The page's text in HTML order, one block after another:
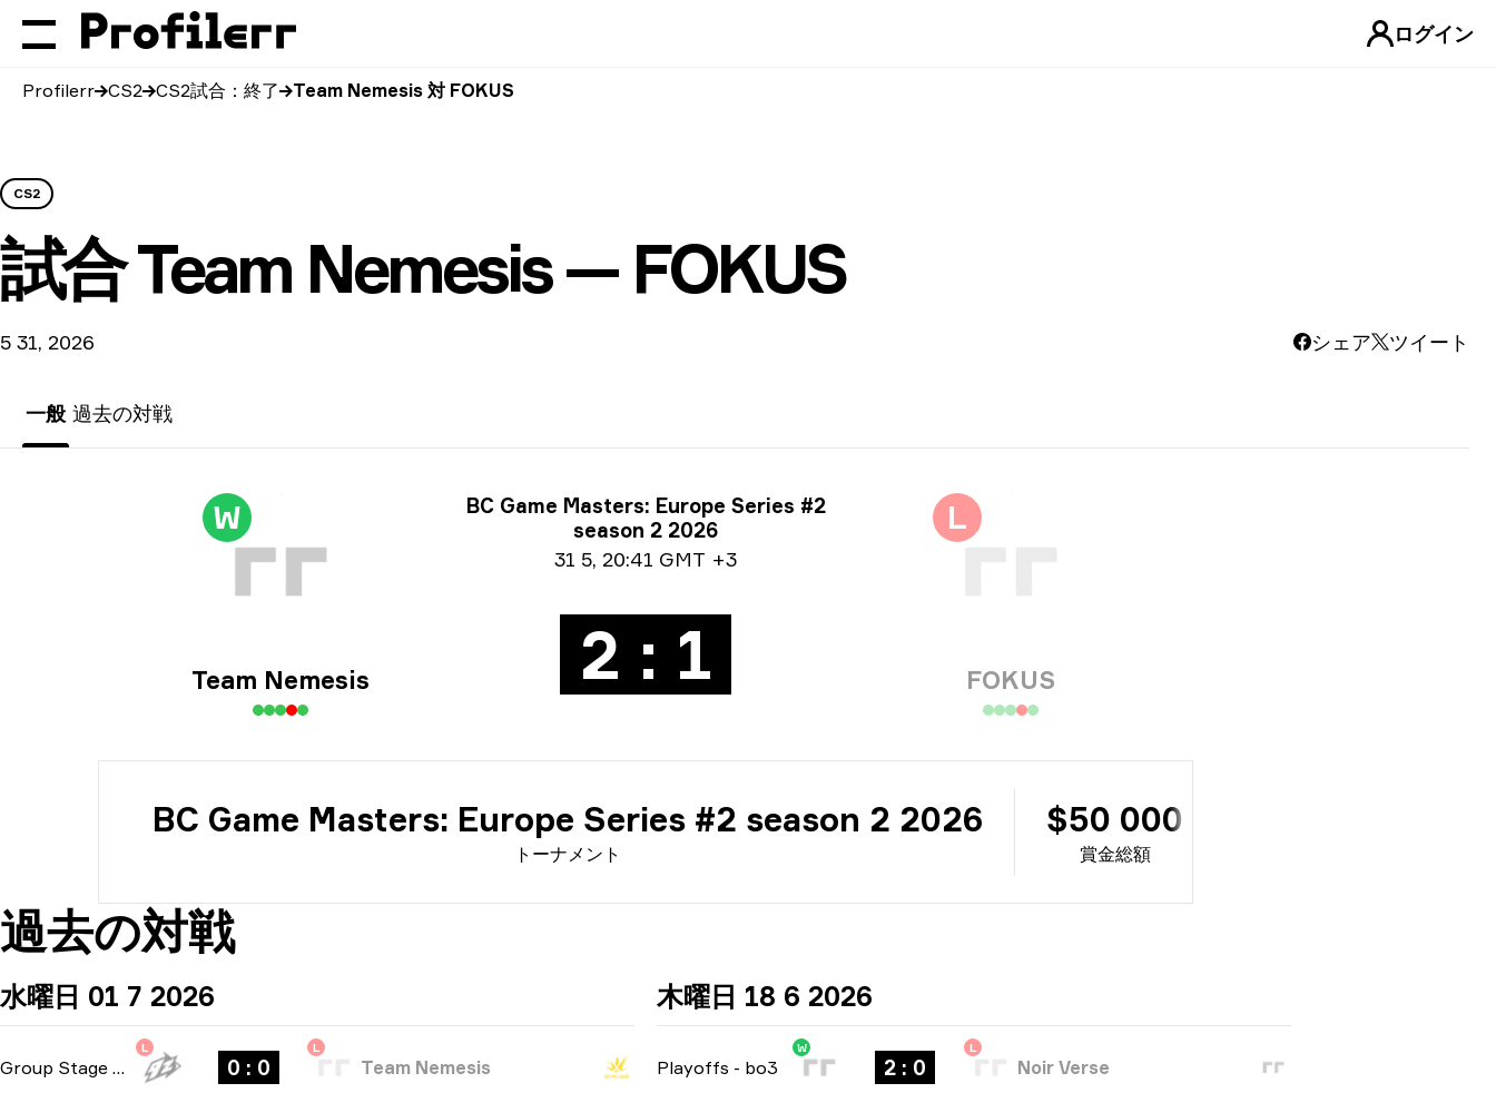
ログイン
Profilerr CS2 CS2試合：終了 Team Nemesis 対 FOKUS
CS2
試合Team Nemesis — FOKUS
5 31, 2026 シェア ツイート
一般 過去の対戦
トーナメント情報
BC Game Masters: Europe Series #2
season 2 2026
31 5, 20:41 GMT +3
W
Team Nemesis 2 : 1
L
FOKUS
トーナメント
BC Game Masters: Europe Series #2 season 2 2026
賞金総額
$50 000
過去の対戦
水曜日 01 7 2026
Group Stage bo1
L
0 : 0
L
Team Nemesis
木曜日 18 6 2026
Playoffs - bo3
W
2 : 0
L
Noir Verse